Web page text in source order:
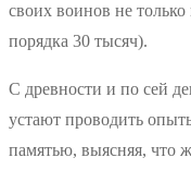
своих воинов не
порядка 30 тысяч).
С древности и по сей
устают проводить
памятью, выясняя, что